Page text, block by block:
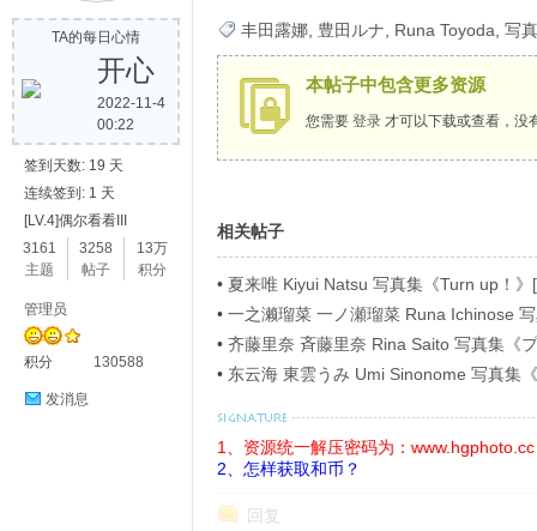
TA的每日心情
开心
2022-11-4
00:22
签到天数: 19 天
连续签到: 1 天
[LV.4]偶尔看看III
3161
主题
3258
帖子
13万
积分
管理员
积分 130588
发消息
丰田露娜 豊田ルナ Runa Toyoda 写
本帖子中包含更多资源
您需要 登录 才可以下载或查看，没
相关帖子
• 夏来唯 Kiyui Natsu 写真集《Turn up！》
• 一之濑瑠菜 一ノ瀬瑠菜 Runa Ichinose
ラビアＳＰ！４》[54P]
• 齐藤里奈 斉藤里奈 Rina Saito 写真集《
イ》[71P]
• 东云海 東雲うみ Umi Sinonome 写真集
1、资源统一解压密码为：www.hgphoto.cc
2、怎样获取和币？
回复